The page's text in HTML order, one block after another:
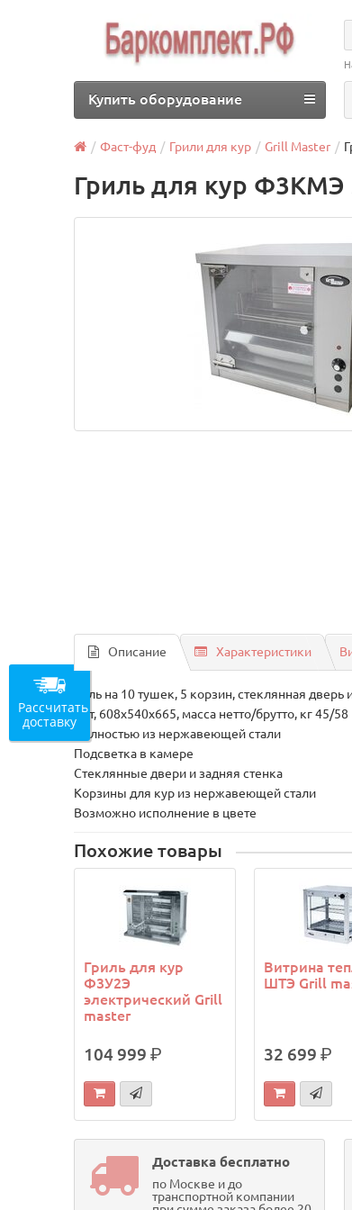
Купить оборудование
Фаст-фуд Грили для кур Grill Master
Гриль для кур Ф3КМЭ
Описание Характеристики
риль на 10 тушек, 5 корзин, стеклянная
кВт, 608х540х665, масса нетто/брутто, кг 45/58
Полностью из нержавеющей стали
Подсветка в камере
Стеклянные двери и задняя стенка
Корзины для кур из нержавеющей стали
Возможно исполнение в цвете
Похожие товары
Гриль для кур
Ф3У2Э
электрический Grill
master
104 999р.
Витрина
ШТЭ Grill
32 699р.
Доставка бесплатно
по Москве и до
транспортной компании
Рассчитать
доставку